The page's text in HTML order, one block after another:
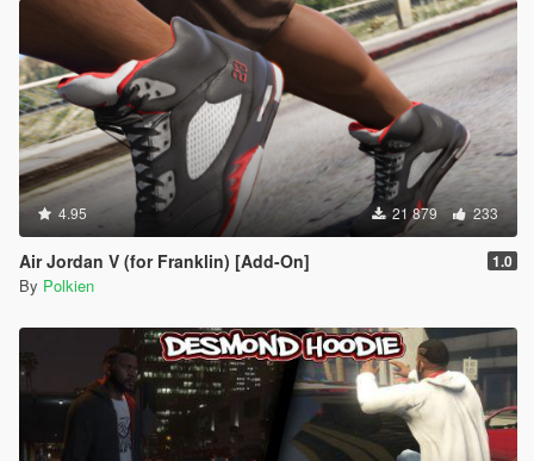
4.95 21 879 233
Air Jordan V (for Franklin) [Add-On] 1.0
By Polkien